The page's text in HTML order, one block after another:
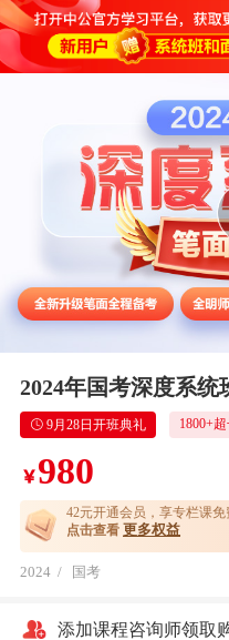
2024年国考深度系统
9月28日开班典礼 1800+
￥980
42元开通会员，享专栏课
点击查看 更多权益
2024/ 国考
添加课程咨询师领取